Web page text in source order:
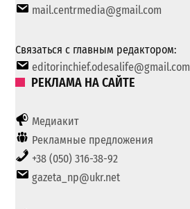
mail.centrmedia@gmail.com
Связаться с главным редактором:
editorinchief.odesalife@gmail.com
РЕКЛАМА НА САЙТЕ
Медиакит
Рекламные предложения
+38 (050) 316-38-92
gazeta_np@ukr.net